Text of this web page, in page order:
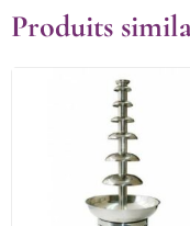
Produits